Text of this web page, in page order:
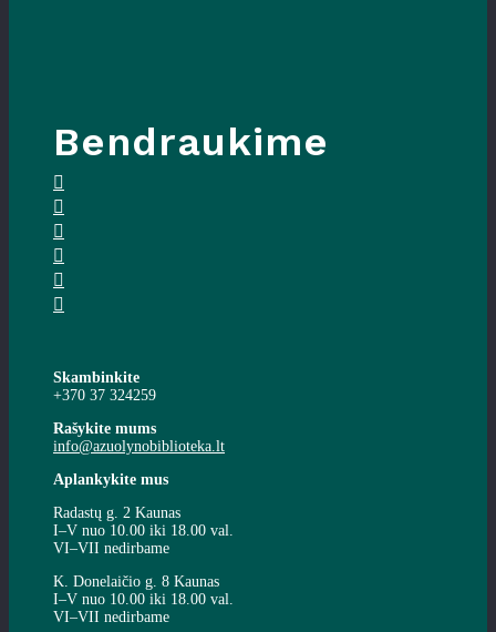
Bendraukime
Skambinkite
+370 37 324259
Rašykite mums
info@azuolynobiblioteka.lt
Aplankykite mus
Radastų g. 2 Kaunas
I–V nuo 10.00 iki 18.00 val.
VI–VII nedirbame
K. Donelaičio g. 8 Kaunas
I–V nuo 10.00 iki 18.00 val.
VI–VII nedirbame